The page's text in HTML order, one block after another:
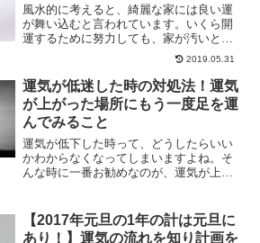
風水的に考えると、綺麗な家には良い運
が舞い込むと言われています。いくら開
運するために努力しても、家が汚いと良
い運気を呼び込むこともできないので
す。大掃除が開運に繋がる理由を風水の
観点から解説していきます。
2019.05.31
運気が低迷した時の対処法！運気
が上がった場所にもう一度足を運
んでみること
運気が低下した時って、どうしたらいい
かわからなくなってしまいますよね。そ
んな時に一番お勧めなのが、運気が上が
出かけてみることについて、解説しま
す。
【2017年元旦の1年の計は元旦に
あり！】運気の流れを知り計画を